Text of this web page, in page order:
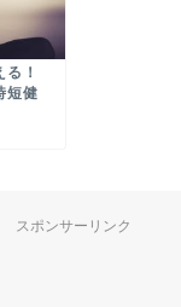
！
短健
スポンサーリンク